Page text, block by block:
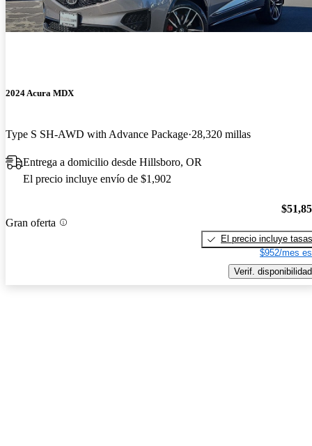
2024 Acura MDX
Type S SH-AWD with Advance Package 28,320 millas
Entrega a domicilio desde Hillsboro, OR
El precio incluye envío de $1,902
Gran oferta
El precio incluye tasas
$952/mes
Verif. disponibilidad